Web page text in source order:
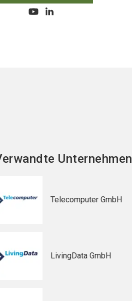
Unternehmen
Telecomputer GmbH
LivingData GmbH